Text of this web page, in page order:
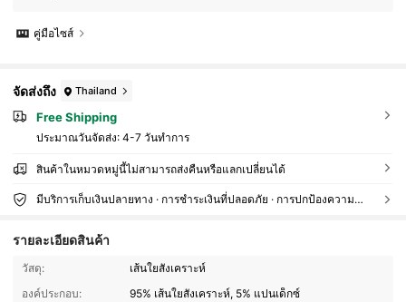
คู่มือไซส์
จัดส่งถึง Thailand
Free Shipping
ประมาณวันจัดส่ง: 4-7 วันทำการ
สินค้าในหมวดหมู่นี้ไม่สามารถส่งคืนหรือแลกเปลี่ยนได้
มีบริการเก็บเงินปลายทาง · การชำระเงินที่ปลอดภัย · การปกป้องความเป็นส่วนตัว
รายละเอียดสินค้า
วัสดุ:
เส้นใยสังเคราะห์
องค์ประกอบ:
95% เส้นใยสังเคราะห์, 5% แปนเด็กซ์
29 ผู้ติดตาม